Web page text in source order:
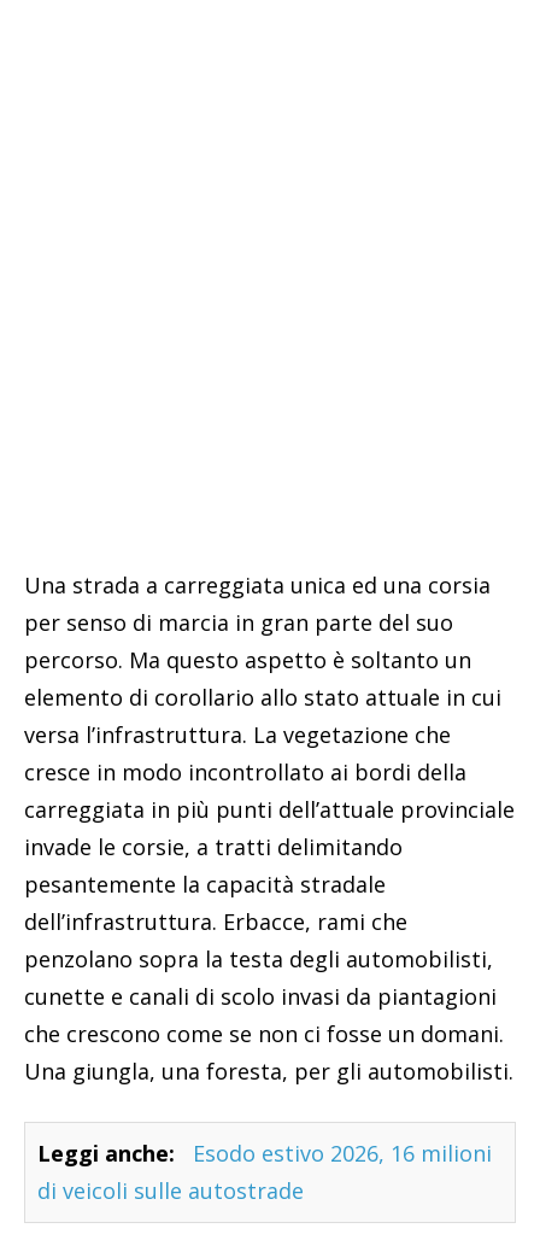
Una strada a carreggiata unica ed una corsia
per senso di marcia in gran parte del suo
percorso. Ma questo aspetto è soltanto un
elemento di corollario allo stato attuale in cui
versa l’infrastruttura. La vegetazione che
cresce in modo incontrollato ai bordi della
carreggiata in più punti dell’attuale provinciale
invade le corsie, a tratti delimitando
pesantemente la capacità stradale
dell’infrastruttura. Erbacce, rami che
penzolano sopra la testa degli automobilisti,
cunette e canali di scolo invasi da piantagioni
che crescono come se non ci fosse un domani.
Una giungla, una foresta, per gli automobilisti.
Leggi anche:
Esodo estivo 2026, 16 milioni
di veicoli sulle autostrade